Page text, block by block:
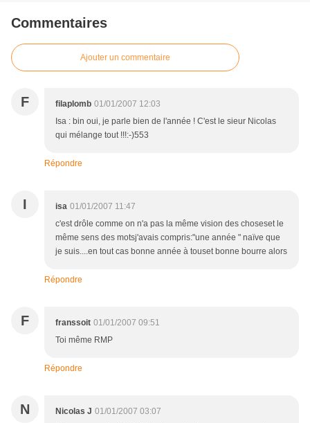
Commentaires
Ajouter un commentaire
F filaplomb 01/01/2007 12:03
Isa : bin oui, je parle bien de l'année ! C'est le sieur Nicolas
qui mélange tout !!!:-)553
Répondre
I isa 01/01/2007 11:47
c'est drôle comme on n'a pas la même vision des choseset le
même sens des motsj'avais compris:"une année " naïve que
je suis....en tout cas bonne année à touset bonne bourre alors
Répondre
F franssoit 01/01/2007 09:51
Toi même RMP
Répondre
N Nicolas J 01/01/2007 03:07